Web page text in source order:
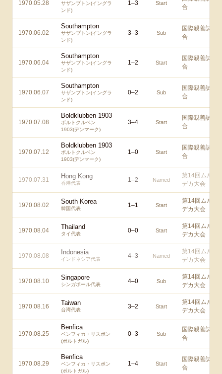
1970.05.28
サザンプトン(イングラ
ンド)
1–3 Start
合
1970.06.02
Southampton
サザンプトン(イングラ
ンド)
3–3 Sub
国際親善試
合
1970.06.04
Southampton
サザンプトン(イングラ
ンド)
1–2 Start
国際親善試
合
1970.06.07
Southampton
サザンプトン(イングラ
ンド)
0–2 Sub
国際親善試
合
1970.07.08
Boldklubben 1903
ボルトクルベン
1903(デンマーク)
3–4 Start
国際親善試
合
1970.07.12
Boldklubben 1903
ボルトクルベン
1903(デンマーク)
1–0 Start
国際親善試
合
1970.07.31 Hong Kong
香港代表 1–2 Named
第14回ムル
デカ大会
1970.08.02 South Korea
韓国代表 1–1 Start
第14回ムル
デカ大会
1970.08.04 Thailand
タイ代表 0–0 Start
第14回ムル
デカ大会
1970.08.08 Indonesia
インドネシア代表 4–3 Named
第14回ムル
デカ大会
1970.08.10 Singapore
シンガポール代表 4–0 Sub
第14回ムル
デカ大会
1970.08.16 Taiwan
台湾代表 3–2 Start
第14回ムル
デカ大会
1970.08.25
Benfica
ベンフィカ・リスボン
(ポルトガル)
0–3 Sub
国際親善試
合
1970.08.29
Benfica
ベンフィカ・リスボン
(ポルトガル)
1–4 Start
国際親善試
合